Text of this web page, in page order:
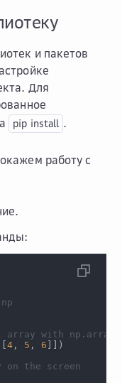
и пакетов
Для
pip install .
работу с
array with np.array
[4 , 5 , 6 ] ] )
the screen